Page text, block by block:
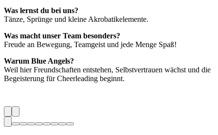
Was lernst du bei uns?
Tänze, Sprünge und kleine Akrobatikelemente.
Was macht unser Team besonders?
Freude an Bewegung, Teamgeist und jede Menge Spaß!
Warum Blue Angels?
Weil hier Freundschaften entstehen, Selbstvertrauen wächst und die
Begeisterung für Cheerleading beginnt.